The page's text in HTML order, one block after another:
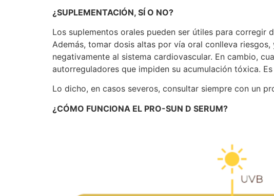
¿SUPLEMENTACIÓN, SÍ O NO?
Los suplementos orales pueden ser útiles para
Además, tomar dosis altas por vía oral conlleva
negativamente al sistema cardiovascular. En cambio,
autorreguladores que impiden su acumulación tóxica.
Lo dicho, en casos severos, consultar siempre con un
¿CÓMO FUNCIONA EL PRO-SUN D SERUM?